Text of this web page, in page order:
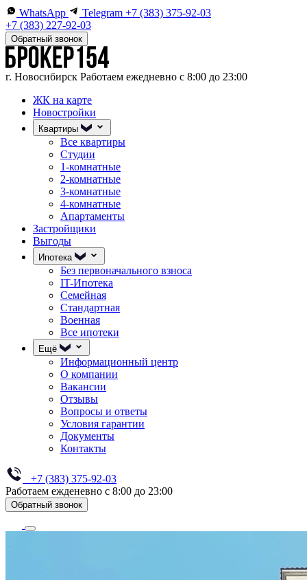
WhatsApp Telegram +7 (383) 375-92-03
+7 (383) 227-92-03
Обратный звонок
г. Новосибирск Работаем ежедневно с 8:00 до 23:00
ЖК на карте
Новостройки
Квартиры
Все квартиры
Студии
1-комнатные
2-комнатные
3-комнатные
4-комнатные
Апартаменты
Застройщики
Выгоды
Ипотека
Без первоначального взноса
IT-Ипотека
Семейная
Стандартная
Военная
Все ипотеки
Ещё
Информационный центр
О компании
Вакансии
Отзывы
Вопросы и ответы
Условия гарантии
Документы
Контакты
+7 (383) 375-92-03
Работаем ежденевно с 8:00 до 23:00
Обратный звонок